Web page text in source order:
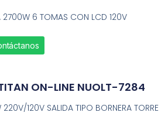
6 TOMAS CON LCD 120V
ON-LINE NUOLT-7284
120V SALIDA TIPO BORNERA TORRE